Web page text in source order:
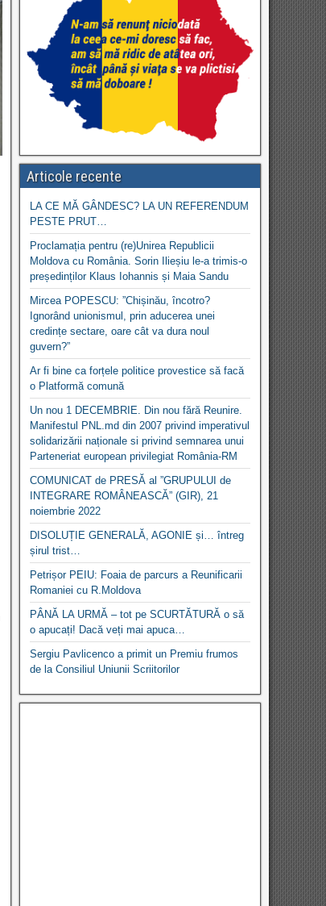
Articole recente
LA CE MĂ GÂNDESC? LA UN REFERENDUM
PESTE PRUT…
Proclamația pentru (re)Unirea Republicii
Moldova cu România. Sorin Ilieșiu le-a trimis-o
președinților Klaus Iohannis și Maia Sandu
Mircea POPESCU: ”Chișinău, încotro?
Ignorând unionismul, prin aducerea unei
credințe sectare, oare cât va dura noul
guvern?”
Ar fi bine ca forțele politice provestice să facă
o Platformă comună
Un nou 1 DECEMBRIE. Din nou fără Reunire.
Manifestul PNL.md din 2007 privind imperativul
solidarizării naționale si privind semnarea unui
Parteneriat european privilegiat România-RM
COMUNICAT de PRESĂ al ”GRUPULUI de
INTEGRARE ROMÂNEASCĂ” (GIR), 21
noiembrie 2022
DISOLUȚIE GENERALĂ, AGONIE și… întreg
șirul trist…
Petrișor PEIU: Foaia de parcurs a Reunificarii
Romaniei cu R.Moldova
PÂNĂ LA URMĂ – tot pe SCURTĂTURĂ o să
o apucați! Dacă veți mai apuca…
Sergiu Pavlicenco a primit un Premiu frumos
de la Consiliul Uniunii Scriitorilor